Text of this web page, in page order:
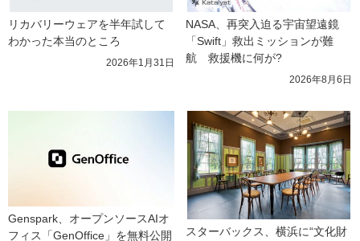
リカバリーウェアを半年試して
わかった本当のところ
2026年1月31日
NASA、再突入迫る宇宙望遠鏡
「Swift」救出ミッションが難
航　救援機に何が?
2026年8月6日
Genspark、オープンソースAIオ
フィス「GenOffice」を無料公開
スターバックス、横浜に“文化財